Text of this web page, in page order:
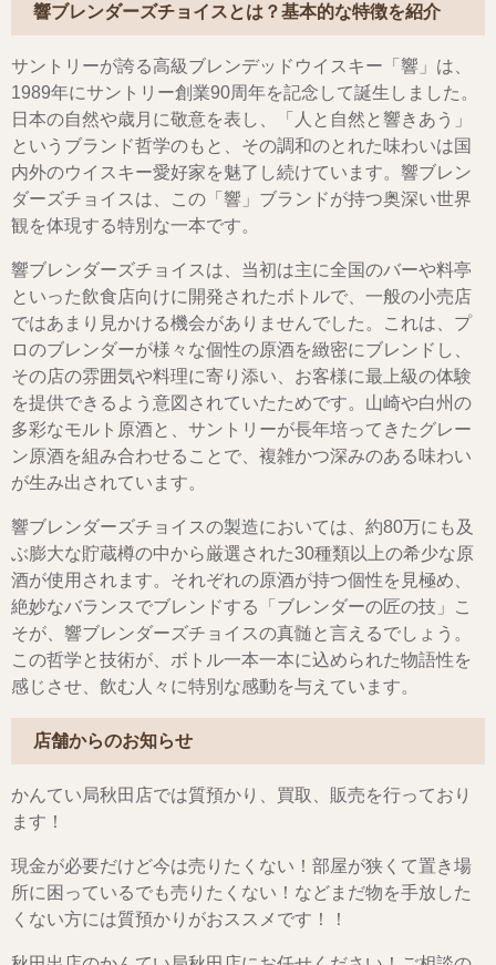
響ブレンダーズチョイスとは？基本的な特徴を紹介
サントリーが誇る高級ブレンデッドウイスキー「響」は、
1989年にサントリー創業90周年を記念して誕生しました。
日本の自然や歳月に敬意を表し、「人と自然と響きあう」
というブランド哲学のもと、その調和のとれた味わいは国
内外のウイスキー愛好家を魅了し続けています。響ブレン
ダーズチョイスは、この「響」ブランドが持つ奥深い世界
観を体現する特別な一本です。
響ブレンダーズチョイスは、当初は主に全国のバーや料亭
といった飲食店向けに開発されたボトルで、一般の小売店
ではあまり見かける機会がありませんでした。これは、プ
ロのブレンダーが様々な個性の原酒を緻密にブレンドし、
その店の雰囲気や料理に寄り添い、お客様に最上級の体験
を提供できるよう意図されていたためです。山崎や白州の
多彩なモルト原酒と、サントリーが長年培ってきたグレー
ン原酒を組み合わせることで、複雑かつ深みのある味わい
が生み出されています。
響ブレンダーズチョイスの製造においては、約80万にも及
ぶ膨大な貯蔵樽の中から厳選された30種類以上の希少な原
酒が使用されます。それぞれの原酒が持つ個性を見極め、
絶妙なバランスでブレンドする「ブレンダーの匠の技」こ
そが、響ブレンダーズチョイスの真髄と言えるでしょう。
この哲学と技術が、ボトル一本一本に込められた物語性を
感じさせ、飲む人々に特別な感動を与えています。
店舗からのお知らせ
かんてい局秋田店では質預かり、買取、販売を行っており
ます！
現金が必要だけど今は売りたくない！部屋が狭くて置き場
所に困っているでも売りたくない！などまだ物を手放した
くない方には質預かりがおススメです！！